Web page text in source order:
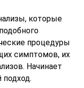
которые
процедуры
симптомов, их
Начинает